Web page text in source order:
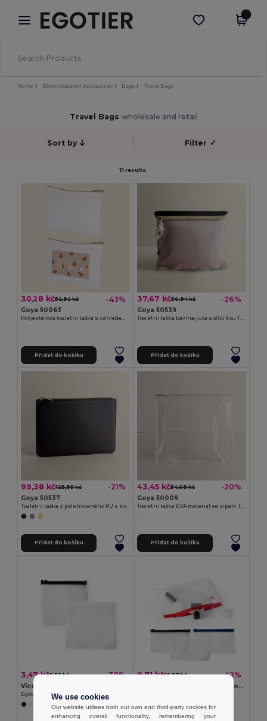
× Aplikace Egotier
Lepší ceny v aplikaci!
Stáhnout app
Home Blank Apparel | Accessories Bags Travel Bags
Travel Bags wholesale and retail
Sort by Filter ✓
11 results.
30,28 kč52,92 kč -43%
Goya 50063
Polyesterová toaletní taška s vzhledem bavlny POLY
Přidat do košíku
37,67 kč50,84 kč -26%
Goya 50539
Toaletní taška bavlna-juta s šňůrkou TAHITI
Přidat do košíku
99,38 kč125,95 kč -21%
Goya 50537
Přidat do košíku
43,45 kč54,08 kč -20%
Goya 50009
Přidat do košíku
3,47 kč5,55 kč -38%
Egotier 92734
9,71 kč16,87 kč -42%
Víceúčelová taška s přihrádkou EVA
+1 Colors
We use cookies
Our website utilises both our own and third-party cookies for
enhancing overall functionality, remembering your